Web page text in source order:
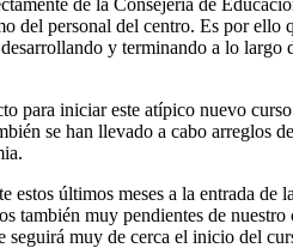
del personal del centro. Es por ello
y terminando a lo largo
para iniciar este atípico nuevo
se han llevado a cabo arreglos
últimos meses a la entrada de
también muy pendientes de
seguirá muy de cerca el inicio del